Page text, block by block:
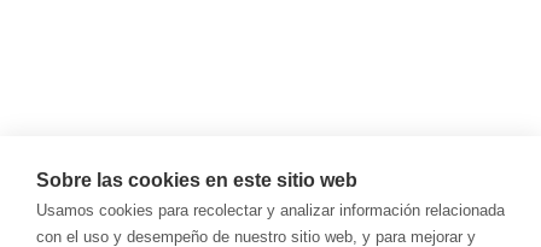
Sobre las cookies en este sitio web
Usamos cookies para recolectar y analizar información relacionada
con el uso y desempeño de nuestro sitio web, y para mejorar y